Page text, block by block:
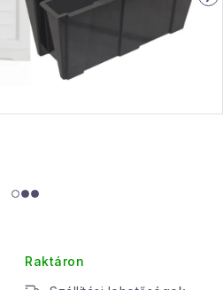
- rendezés
Raktáron